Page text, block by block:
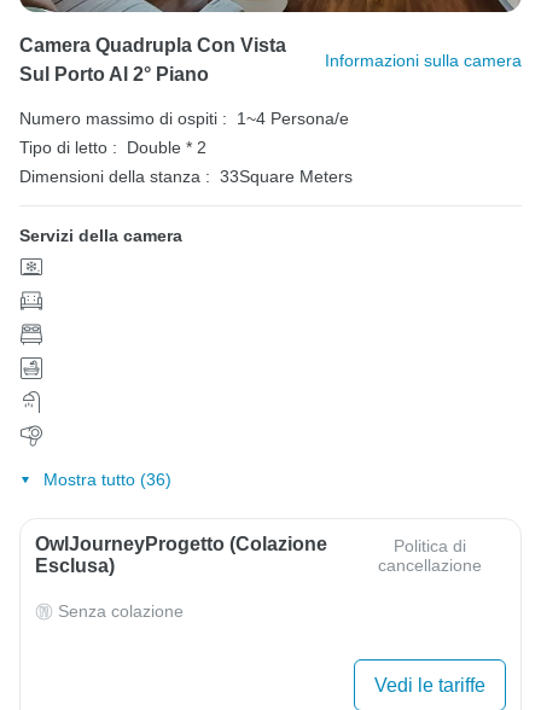
Camera Quadrupla Con Vista
Sul Porto Al 2° Piano
Informazioni sulla camera
Numero massimo di ospiti :
1~4 Persona/e
Tipo di letto :
Double * 2
Dimensioni della stanza : 33Square Meters
Servizi della camera
Mostra tutto (36)
OwlJourneyProgetto (colazione
Esclusa)
Politica di
cancellazione
Senza colazione
Vedi le tariffe